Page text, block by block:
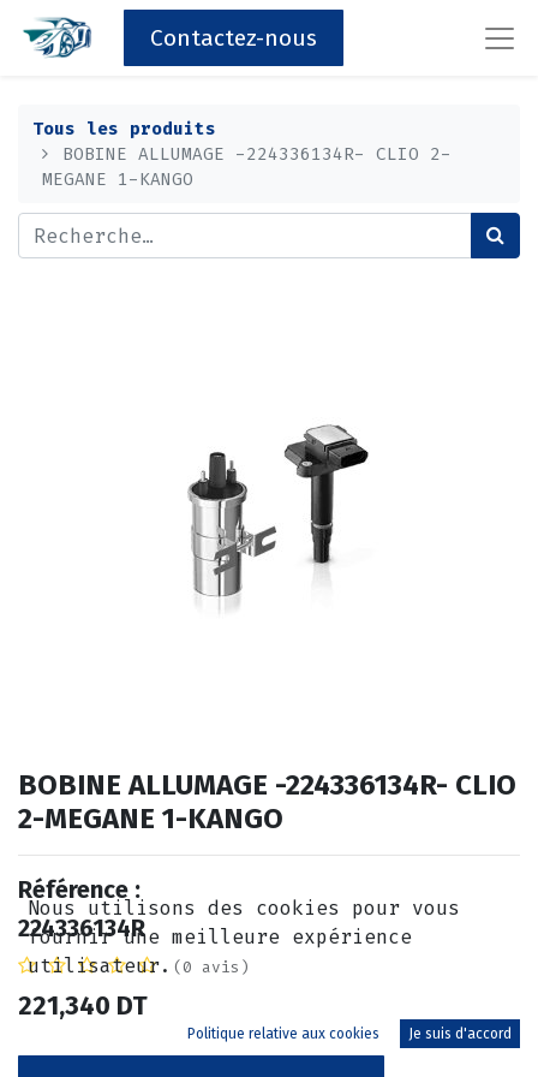
Contactez-nous
Tous les produits
BOBINE ALLUMAGE -224336134R- CLIO 2-
MEGANE 1-KANGO
BOBINE ALLUMAGE -224336134R- CLIO
2-MEGANE 1-KANGO
Référence :
224336134R
(0 avis)
221,340 DT
Nous utilisons des cookies pour vous
fournir une meilleure expérience
utilisateur.
Politique relative aux cookies Je suis d'accord